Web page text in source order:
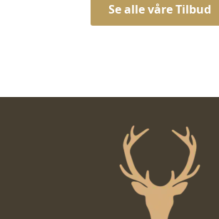
Se alle våre Tilbud